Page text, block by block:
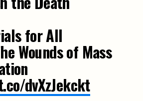
for All
Wounds of Mass
dvXzJekckt